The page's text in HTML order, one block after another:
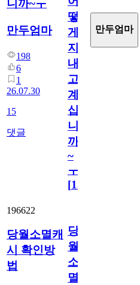
니까~ㅜ
만두엄마
198
6
1
26.07.30
15
댓글
떻
게
지
내
고
계
십
니
까
~
ㅜ
[15
만두엄마
196622
당월소멸캐
시 확인방
법
당
월
소
멸